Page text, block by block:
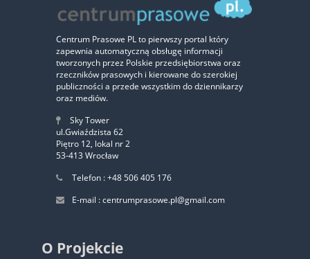
Zaufali nam:
Centrum Prasowe PL to pierwszy portal który
zapewnia automatyczną obsługę informacji
tworzonych przez Polskie przedsiębiorstwa oraz
rzeczników prasowych i kierowane do szerokiej
publiczności a przede wszystkim do dziennikarzy
oraz mediów.
Sky Tower
ul.Gwiaździsta 62
Piętro 12, lokal nr 2
53-413 Wrocław
Telefon : +48 506 405 176
E-mail : centrumprasowe.pl@gmail.com
O Projekcie